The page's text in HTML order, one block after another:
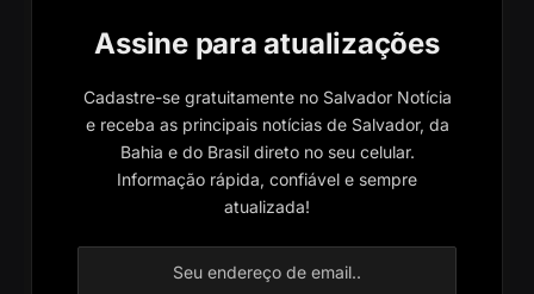
Assine para atualizações
Cadastre-se gratuitamente no Salvador Notícia
e receba as principais notícias de Salvador, da
Bahia e do Brasil direto no seu celular.
Informação rápida, confiável e sempre
atualizada!